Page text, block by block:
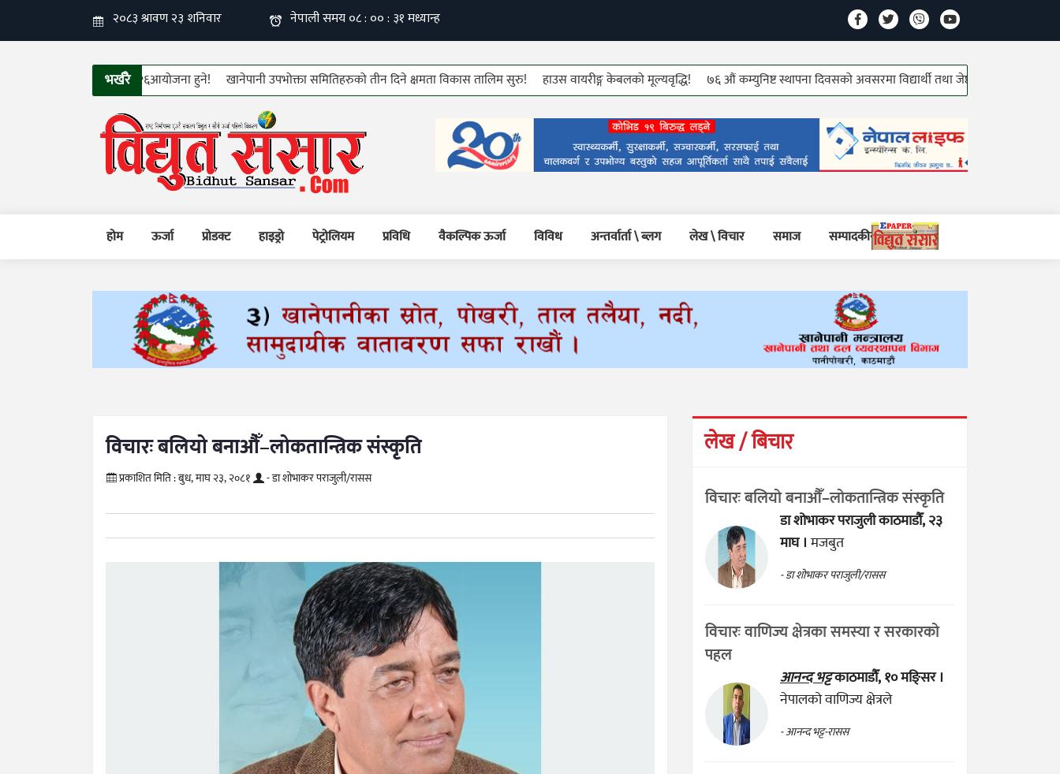
भर्खरै
फिन इलेक्ट्रो–टेक २०२६आयोजना हुने! खानेपानी उपभोक्ता समितिहरुको तीन दिने क्षमता विकास तालिम सुरु! हाउस वायरीङ्ग केबलको मूल्यवृद्धि! ७६ औं कम्युनिष्ट स्थापना दिवसको अवसरमा विद्यार्थी तथा जेष्ठ कम्युनिष्ट योद्धाहरु सम्मानित!
होम ऊर्जा प्रोडक्ट हाइड्रो पेट्रोलियम प्रविधि वैकल्पिक ऊर्जा विविध अन्तर्वार्ता \ ब्लग लेख \ विचार समाज सम्पादकीय
विचारः बलियो बनाऔँ–लोकतान्त्रिक संस्कृति
प्रकाशित मिति :बुध, माघ २३, २०८१ - डा शोभाकर पराजुली/रासस
लेख / बिचार
विचारः बलियो बनाऔँ–लोकतान्त्रिक संस्कृति
डा शोभाकर पराजुलीकाठमाडौँ, २३
माघ ।मजबुत
- डा शोभाकर पराजुली/रासस
विचारः वाणिज्य क्षेत्रका समस्या र सरकारको
पहल
आनन्द भट्टकाठमाडौँ, १० मङ्सिर ।
नेपालको वाणिज्य क्षेत्रले
- आनन्द भट्ट-रासस